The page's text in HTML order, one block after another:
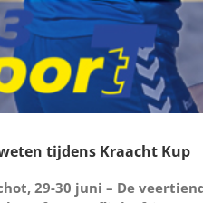
tijdens Kraacht Kup
29-30 juni – De